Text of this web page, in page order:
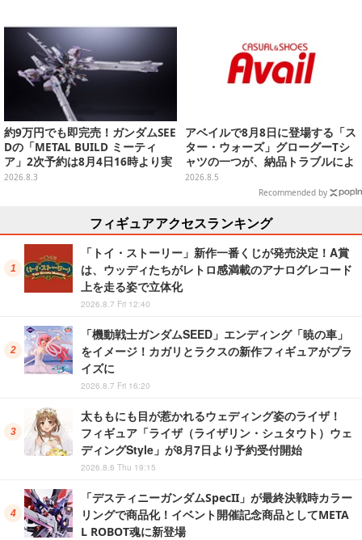
約9万円でも即完売！ガンダムSEE
Dの「METAL BUILD ミーティ
ア」2次予約は8月4日16時より実
施
2026.8.3
アベイルで8月8日に登場する「ス
ター・ウォーズ」グローグーTシ
ャツの一つが、納品トラブルによ
り販売日変更へ
2026.8.5
Recommended by
フィギュアアクセスランキング
「トイ・ストーリー」新作一番くじが発売決定！A賞
は、ウッディたちがレトロ感満載のアナログレコード
上を走る姿で立体化
2026.8.7 Fri 12:40
「機動戦士ガンダムSEED」エンディング「暁の車」
をイメージ！カガリとラクスの新作フィギュアがプラ
イズに
2026.8.7 Fri 16:20
太ももにも目が惹かれるウェディング姿のライザ！
フィギュア「ライザ（ライザリン・シュタウト）ウェ
ディングStyle」が8月7日より予約受付開始
2026.8.6 Thu 19:15
「デスティニーガンダムSpecII」が最終決戦時カラー
リングで商品化！イベント開催記念商品としてMETA
L ROBOT魂に新登場